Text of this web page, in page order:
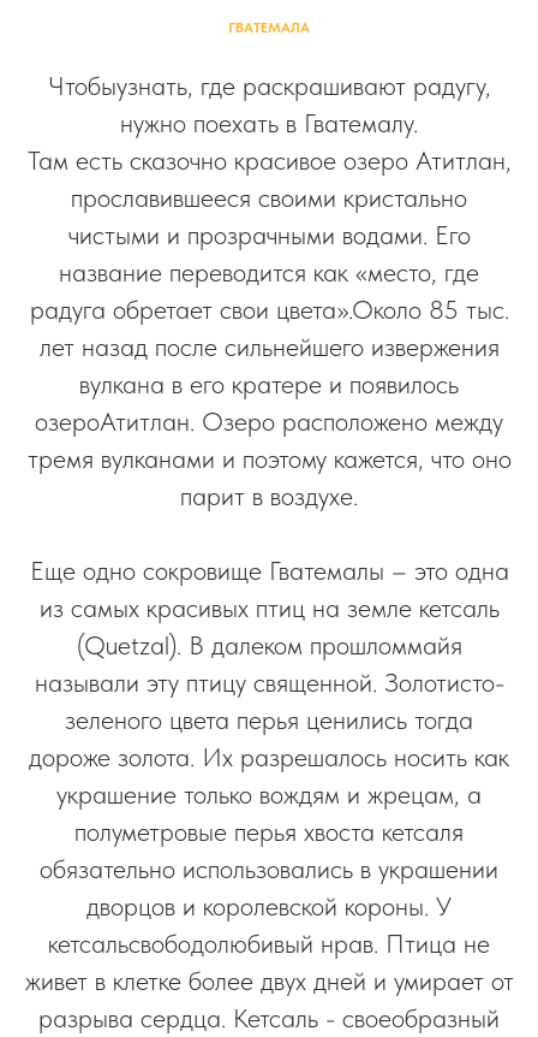
ГВАТЕМАЛА
Чтобыузнать, где раскрашивают радугу,
нужно поехать в Гватемалу.
Там есть сказочно красивое озеро Атитлан,
прославившееся своими кристально
чистыми и прозрачными водами. Его
название переводится как «место, где
радуга обретает свои цвета».Около 85 тыс.
лет назад после сильнейшего извержения
вулкана в его кратере и появилось
озероАтитлан. Озеро расположено между
тремя вулканами и поэтому кажется, что оно
парит в воздухе.
Еще одно сокровище Гватемалы – это одна
из самых красивых птиц на земле кетсаль
(Quetzal). В далеком прошломмайя
называли эту птицу священной. Золотисто-
зеленого цвета перья ценились тогда
дороже золота. Их разрешалось носить как
украшение только вождям и жрецам, а
полуметровые перья хвоста кетсаля
обязательно использовались в украшении
дворцов и королевской короны. У
кетсальсвободолюбивый нрав. Птица не
живет в клетке более двух дней и умирает от
разрыва сердца. Кетсаль - своеобразный